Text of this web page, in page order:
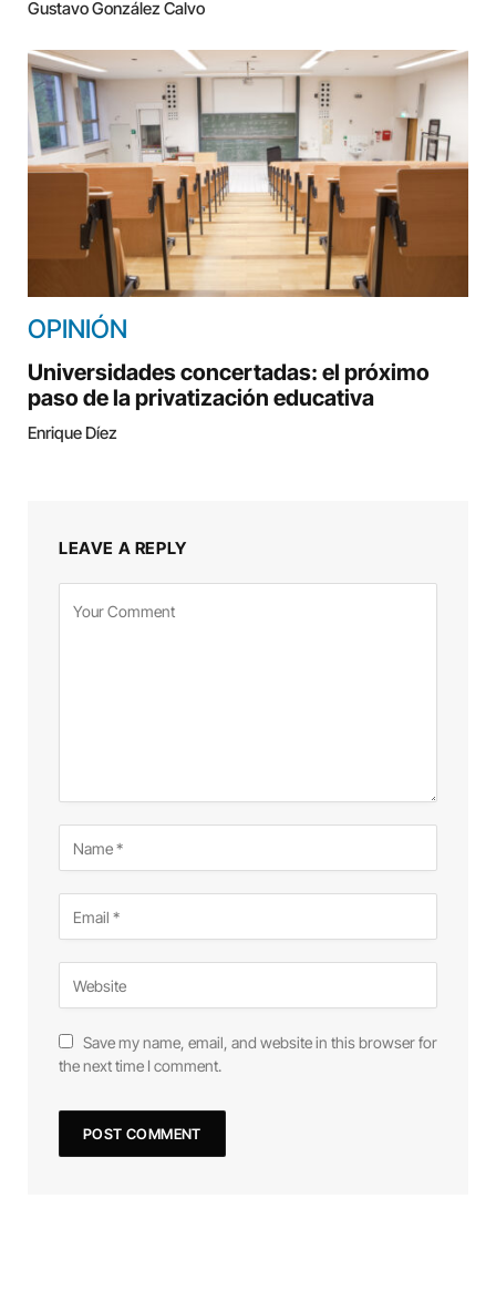
Gustavo González Calvo
OPINIÓN
Universidades concertadas: el próximo
paso de la privatización educativa
Enrique Díez
LEAVE A REPLY
Save my name, email, and website in this browser for
the next time I comment.